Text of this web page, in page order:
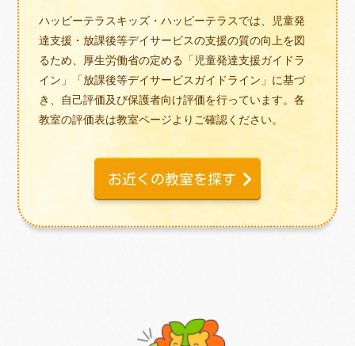
ハッピーテラスキッズ・ハッピーテラスでは、児童発
達支援・放課後等デイサービスの支援の質の向上を図
るため、厚生労働省の定める「児童発達支援ガイドラ
イン」「放課後等デイサービスガイドライン」に基づ
き、自己評価及び保護者向け評価を行っています。各
教室の評価表は教室ページよりご確認ください。